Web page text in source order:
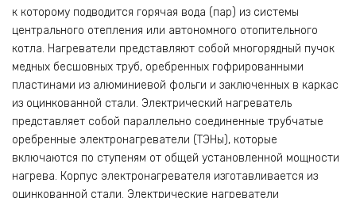
к которому подводится горячая вода (пар) из системы
центрального отепления или автономного отопительного
котла. Нагреватели представляют собой многорядный пучок
медных бесшовных труб, оребренных гофрированными
пластинами из алюминиевой фольги и заключенных в каркас
из оцинкованной стали. Электрический нагреватель
представляет собой параллельно соединенные трубчатые
оребренные электронагреватели (ТЭНы), которые
включаются по ступеням от общей установленной мощности
нагрева. Корпус электронагревателя изготавливается из
оцинкованной стали. Электрические нагреватели